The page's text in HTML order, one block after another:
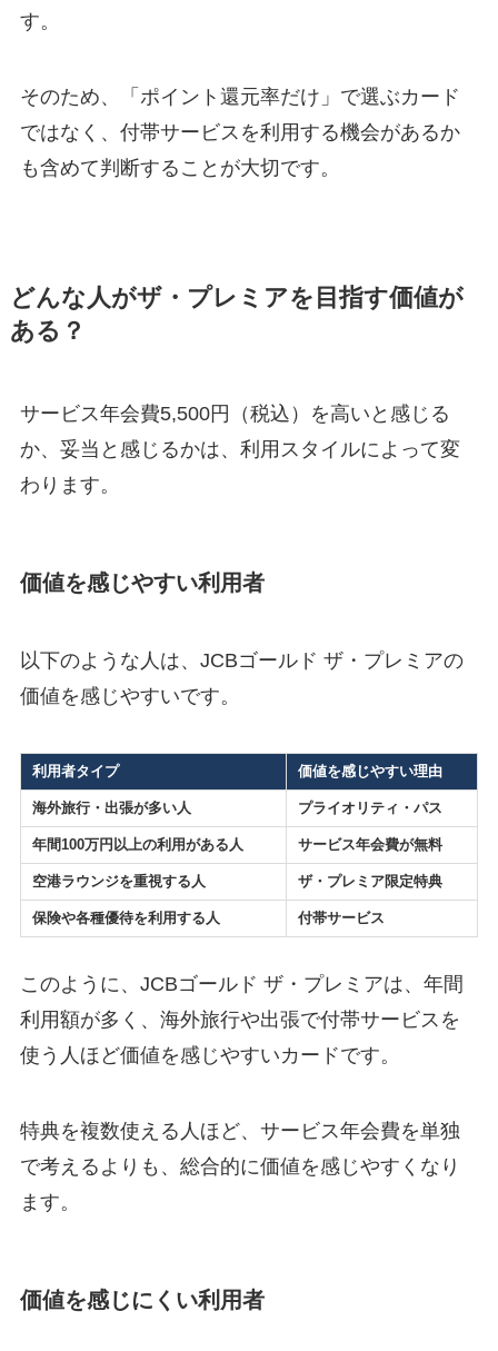
す。
そのため、「ポイント還元率だけ」で選ぶカード
ではなく、付帯サービスを利用する機会があるか
も含めて判断することが大切です。
どんな人がザ・プレミアを目指す価値が
ある？
サービス年会費5,500円（税込）を高いと感じる
か、妥当と感じるかは、利用スタイルによって変
わります。
価値を感じやすい利用者
以下のような人は、JCBゴールド ザ・プレミアの
価値を感じやすいです。
利用者タイプ 価値を感じやすい理由
海外旅行・出張が多い人 プライオリティ・パス
年間100万円以上の利用がある人 サービス年会費が無料
空港ラウンジを重視する人 ザ・プレミア限定特典
保険や各種優待を利用する人 付帯サービス
このように、JCBゴールド ザ・プレミアは、年間
利用額が多く、海外旅行や出張で付帯サービスを
使う人ほど価値を感じやすいカードです。
特典を複数使える人ほど、サービス年会費を単独
で考えるよりも、総合的に価値を感じやすくなり
ます。
価値を感じにくい利用者